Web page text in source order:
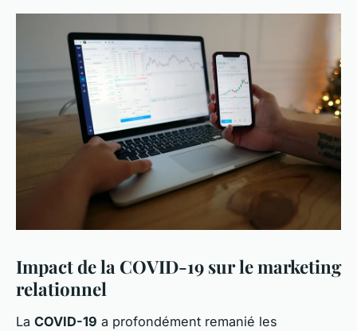
Impact de la COVID-19 sur le marketing
relationnel
La COVID-19 a profondément remanié les